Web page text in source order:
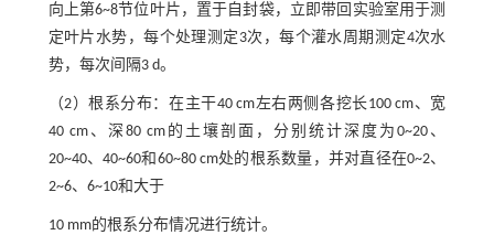
向上第6~8节位叶片，置于自封袋，立即带回实验室用于测
定叶片水势，每个处理测定3次，每个灌水周期测定4次水
势，每次间隔3 d。
（2）根系分布：在主干40 cm左右两侧各挖长100 cm、宽
40 cm、深80 cm的土壤剖面，分别统计深度为0~20、
20~40、40~60和60~80 cm处的根系数量，并对直径在0~2、
2~6、6~10和大于
10 mm的根系分布情况进行统计。